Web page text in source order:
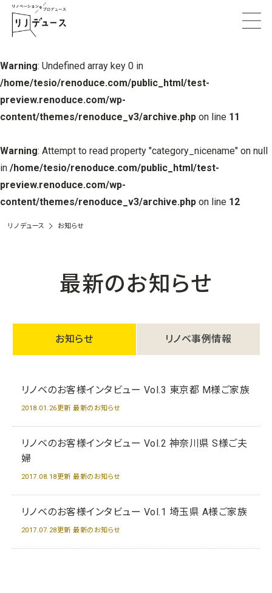
Warning: Undefined array key 0 in
/home/tesio/renoduce.com/public_html/test-
preview.renoduce.com/wp-
content/themes/renoduce_v3/archive.php on line 11
Warning: Attempt to read property "category_nicename" on null
in /home/tesio/renoduce.com/public_html/test-
preview.renoduce.com/wp-
content/themes/renoduce_v3/archive.php on line 12
リノデュース お知らせ
最新のお知らせ
お知らせ リノベ事例情報
リノベのお客様インタビュー Vol.3 東京都 M様ご家族
2018.01.26更新 最新のお知らせ
リノベのお客様インタビュー Vol.2 神奈川県 S様ご夫
婦
2017.08.18更新 最新のお知らせ
リノベのお客様インタビュー Vol.1 埼玉県 A様ご家族
2017.07.28更新 最新のお知らせ